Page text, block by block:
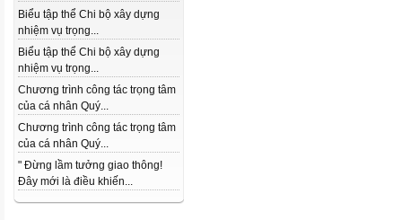
Biểu tập thể Chi bộ xây dựng
nhiệm vụ trọng...
Biểu tập thể Chi bộ xây dựng
nhiệm vụ trọng...
Chương trình công tác trọng tâm
của cá nhân Quý...
Chương trình công tác trọng tâm
của cá nhân Quý...
" Đừng lầm tưởng giao thông!
Đây mới là điều khiến...